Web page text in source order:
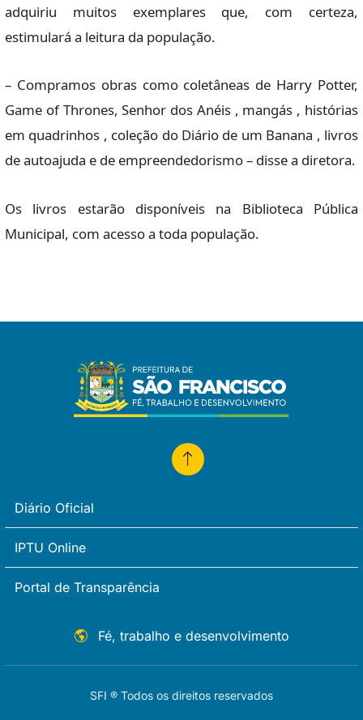
adquiriu muitos exemplares que, com certeza,
estimulará a leitura da população.
– Compramos obras como coletâneas de Harry Potter,
Game of Thrones, Senhor dos Anéis , mangás , histórias
em quadrinhos , coleção do Diário de um Banana , livros
de autoajuda e de empreendedorismo – disse a diretora.
Os livros estarão disponíveis na Biblioteca Pública
Municipal, com acesso a toda população.
Diário Oficial
IPTU Online
Portal de Transparência
Fé, trabalho e desenvolvimento
SFI ® Todos os direitos reservados